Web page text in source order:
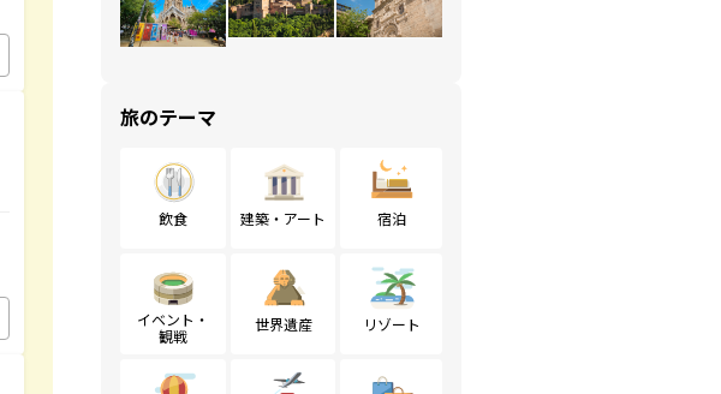
旅のテーマ
飲食 建築・アート 宿泊
イベント・
観戦
世界遺産 リゾート